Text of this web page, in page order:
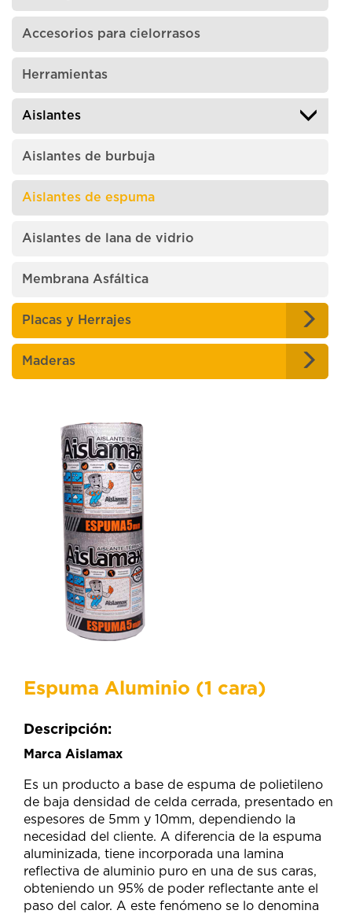
Accesorios para cielorrasos
Herramientas
Aislantes
Aislantes de burbuja
Aislantes de espuma
Aislantes de lana de vidrio
Membrana Asfáltica
Placas y Herrajes
Maderas
Espuma Aluminio (1 cara)
Descripción:
Marca Aislamax
Es un producto a base de espuma de polietileno
de baja densidad de celda cerrada, presentado en
espesores de 5mm y 10mm, dependiendo la
necesidad del cliente. A diferencia de la espuma
aluminizada, tiene incorporada una lamina
reflectiva de aluminio puro en una de sus caras,
obteniendo un 95% de poder reflectante ante el
paso del calor. A este fenómeno se lo denomina